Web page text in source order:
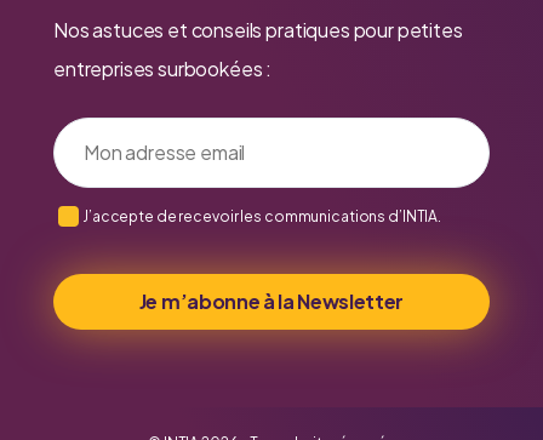
Nos astuces et conseils pratiques pour petites
entreprises surbookées :
Votre adresse email
J’accepte de recevoir les communications d’INTIA.
Je m’abonne à la Newsletter